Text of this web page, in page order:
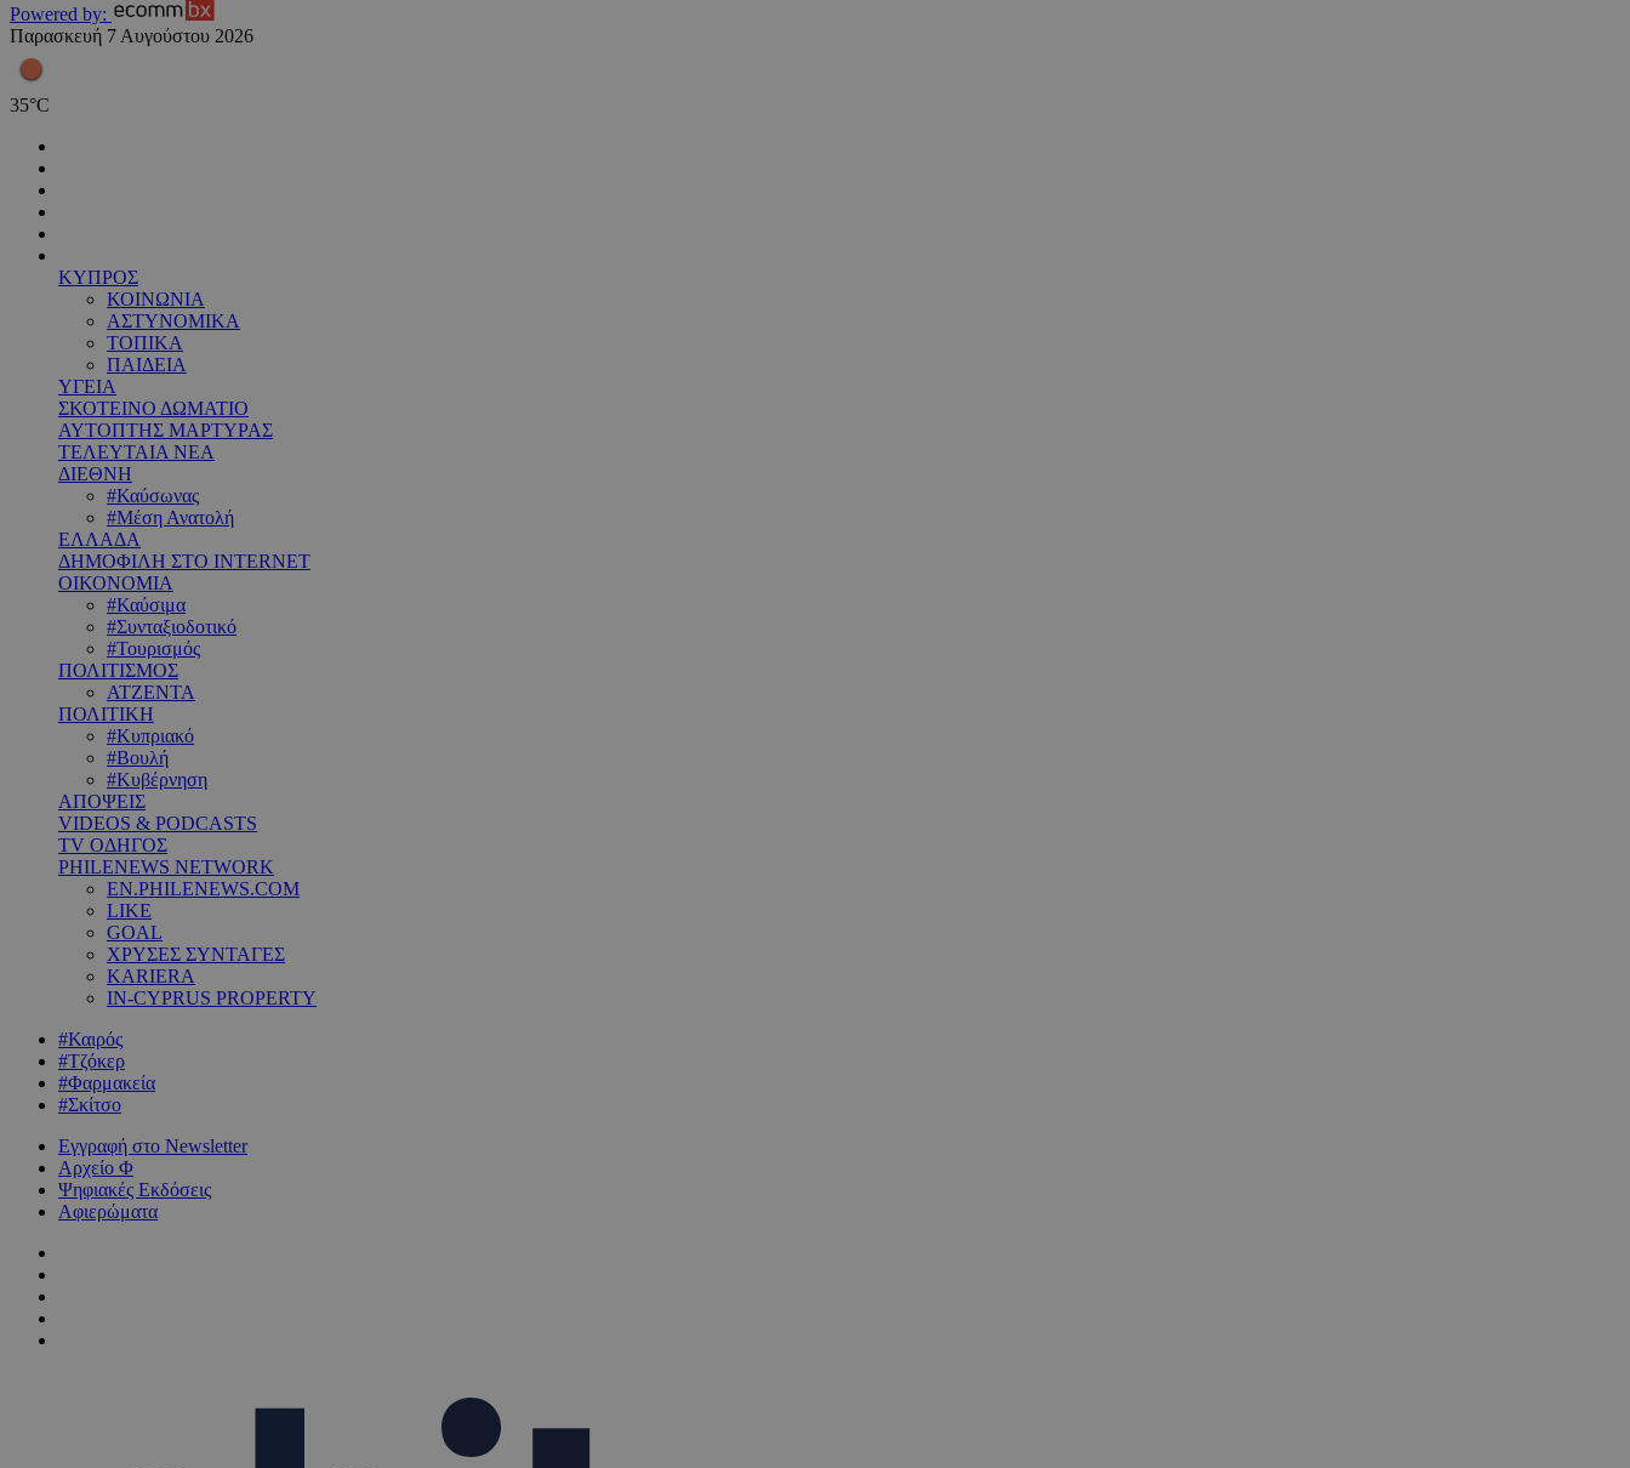
Powered by:
Παρασκευή 7 Αυγούστου 2026
35°C
ΚΥΠΡΟΣ
ΚΟΙΝΩΝΙΑ
ΑΣΤΥΝΟΜΙΚΑ
ΤΟΠΙΚΑ
ΠΑΙΔΕΙΑ
ΥΓΕΙΑ
ΣΚΟΤΕΙΝΟ ΔΩΜΑΤΙΟ
ΑΥΤΟΠΤΗΣ ΜΑΡΤΥΡΑΣ
ΤΕΛΕΥΤΑΙΑ ΝΕΑ
ΔΙΕΘΝΗ
#Καύσωνας
#Μέση Ανατολή
ΕΛΛΑΔΑ
ΔΗΜΟΦΙΛΗ ΣΤΟ INTERNET
ΟΙΚΟΝΟΜΙΑ
#Καύσιμα
#Συνταξιοδοτικό
#Τουρισμός
ΠΟΛΙΤΙΣΜΟΣ
ΑΤΖΕΝΤΑ
ΠΟΛΙΤΙΚΗ
#Κυπριακό
#Βουλή
#Κυβέρνηση
ΑΠΟΨΕΙΣ
VIDEOS & PODCASTS
TV ΟΔΗΓΟΣ
PHILENEWS NETWORK
EN.PHILENEWS.COM
LIKE
GOAL
ΧΡΥΣΕΣ ΣΥΝΤΑΓΕΣ
KARIERA
IN-CYPRUS PROPERTY
#Καιρός
#Τζόκερ
#Φαρμακεία
#Σκίτσο
Εγγραφή στο Newsletter
Αρχείο Φ
Ψηφιακές Εκδόσεις
Αφιερώματα